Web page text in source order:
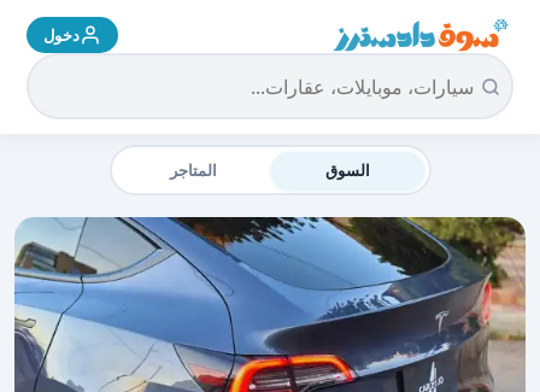
سوق دادسترز الرئيسية دخول
السوق المتاجر